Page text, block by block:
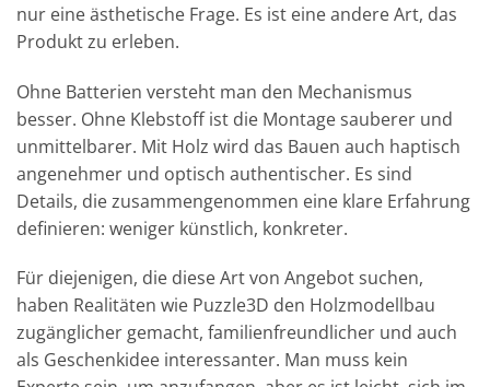
nur eine ästhetische Frage. Es ist eine andere Art, das
Produkt zu erleben.
Ohne Batterien versteht man den Mechanismus
besser. Ohne Klebstoff ist die Montage sauberer und
unmittelbarer. Mit Holz wird das Bauen auch haptisch
angenehmer und optisch authentischer. Es sind
Details, die zusammengenommen eine klare Erfahrung
definieren: weniger künstlich, konkreter.
Für diejenigen, die diese Art von Angebot suchen,
haben Realitäten wie Puzzle3D den Holzmodellbau
zugänglicher gemacht, familienfreundlicher und auch
als Geschenkidee interessanter. Man muss kein